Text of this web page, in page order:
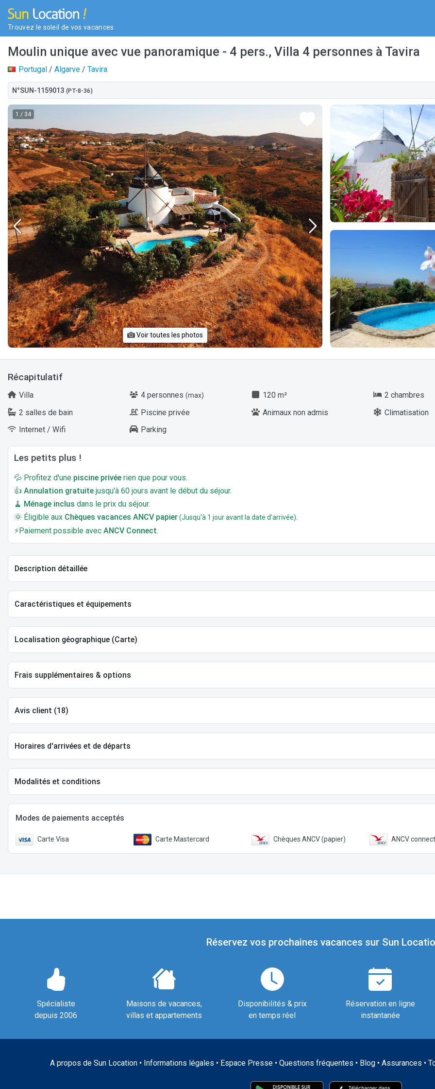
Trouvez le soleil de vos vacances
Moulin unique avec vue panoramique - 4 pers., Villa 4 personnes à Tavira
Portugal / Algarve / Tavira
N°SUN-1159013 (PT-8-36)
1 / 34
Voir toutes les photos
Récapitulatif
Villa 4 personnes (max) 120 m²
2 chambres
2 salles de bain
Piscine privée Animaux non admis
Climatisation
Internet / Wifi
Parking
Les petits plus !
💦 Profitez d'une piscine privée rien que pour vous.
👍 Annulation gratuite jusqu'à 60 jours avant le début du séjour.
🧹 Ménage inclus dans le prix du séjour.
🌞 Éligible aux Chèques vacances ANCV papier(Jusqu'à 1 jour avant la date d'arrivée).
⚡Paiement possible avec ANCV Connect.
Description détaillée
Caractéristiques et équipements
Localisation géographique (Carte)
Frais supplémentaires & options
Avis client (18)
Horaires d'arrivées et de départs
Modalités et conditions
Modes de paiements acceptés
Carte Visa Carte Mastercard Chèques ANCV (papier) ANCV connect
Réservez vos prochaines vacances sur Sun
Spécialiste
depuis 2006
Maisons de vacances,
villas et appartements
Disponibilités & prix
en temps réel
Réservation en ligne
instantanée
A propos de Sun Location• Informations légales • Espace Presse• Questions fréquentes • Blog• Assurances •